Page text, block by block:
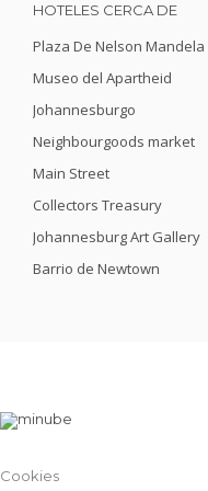
HOTELES CERCA DE
Plaza De Nelson Mandela
Museo del Apartheid
Johannesburgo
Neighbourgoods market
Main Street
Collectors Treasury
Johannesburg Art Gallery
Barrio de Newtown
Cookies